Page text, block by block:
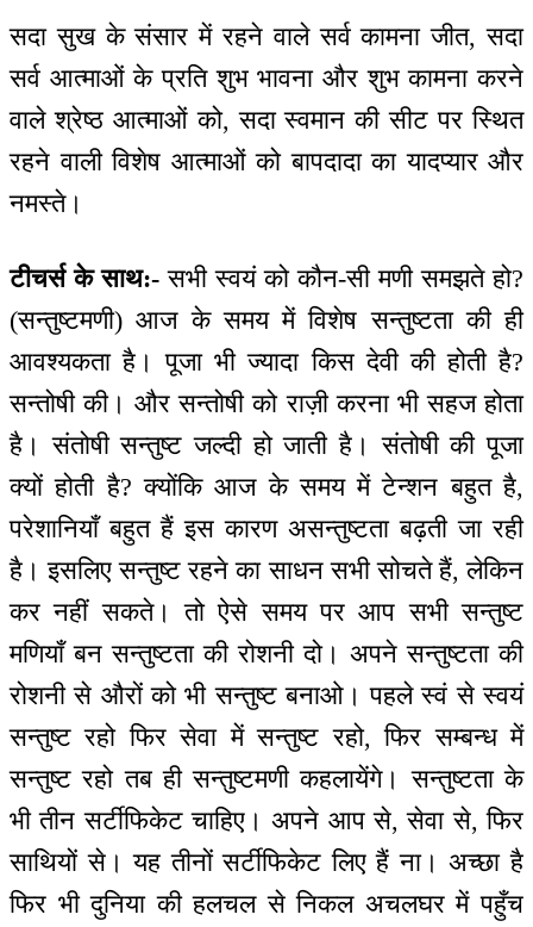
सदा सुख के संसार में रहने वाले सर्व कामना जीत, सदा
सर्व आत्माओं के प्रति शुभ भावना और शुभ कामना करने
वाले श्रेष्ठ आत्माओं को, सदा स्वमान की सीट पर स्थित
रहने वाली विशेष आत्माओं को बापदादा का यादप्यार और
नमस्ते।
टीचर्स के साथ:- सभी स्वयं को कौन-सी मणी समझते हो?
(सन्तुष्टमणी) आज के समय में विशेष सन्तुष्टता की ही
आवश्यकता है। पूजा भी ज्यादा किस देवी की होती है?
सन्तोषी की। और सन्तोषी को राज़ी करना भी सहज होता
है। संतोषी सन्तुष्ट जल्दी हो जाती है। संतोषी की पूजा
क्यों होती है? क्योंकि आज के समय में टेन्शन बहुत है,
परेशानियाँ बहुत हैं इस कारण असन्तुष्टता बढ़ती जा रही
है। इसलिए सन्तुष्ट रहने का साधन सभी सोचते हैं, लेकिन
कर नहीं सकते। तो ऐसे समय पर आप सभी सन्तुष्ट
मणियाँ बन सन्तुष्टता की रोशनी दो। अपने सन्तुष्टता की
रोशनी से औरों को भी सन्तुष्ट बनाओ। पहले स्वं से स्वयं
सन्तुष्ट रहो फिर सेवा में सन्तुष्ट रहो, फिर सम्बन्ध में
सन्तुष्ट रहो तब ही सन्तुष्टमणी कहलायेंगे। सन्तुष्टता के
भी तीन सर्टीफिकेट चाहिए। अपने आप से, सेवा से, फिर
साथियों से। यह तीनों सर्टीफिकेट लिए हैं ना। अच्छा है
फिर भी दुनिया की हलचल से निकल अचलघर में पहुँच